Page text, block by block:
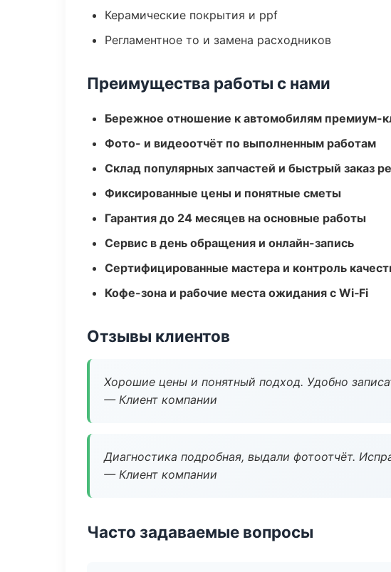
Керамические покрытия и ppf
Регламентное то и замена расходников
Преимущества работы с нами
Бережное отношение к автомобилям премиум-
Фото- и видеоотчёт по выполненным работам
Склад популярных запчастей и быстрый заказ
Фиксированные цены и понятные сметы
Гарантия до 24 месяцев на основные работы
Сервис в день обращения и онлайн-запись
Сертифицированные мастера и контроль
Кофе-зона и рабочие места ожидания с Wi‑Fi
Отзывы клиентов
Хорошие цены и понятный подход. Удобно
— Клиент компании
Диагностика подробная, выдали фотоотчёт.
— Клиент компании
Часто задаваемые вопросы